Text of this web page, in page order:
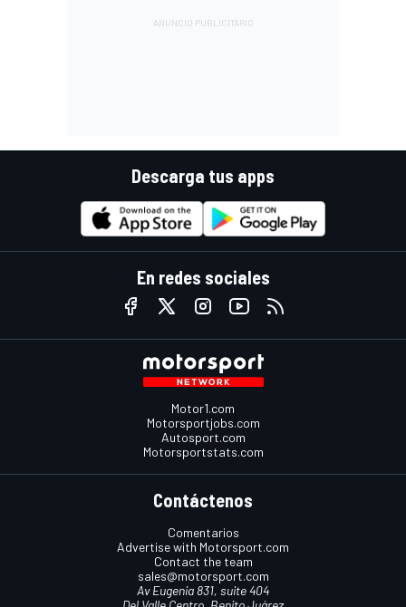
Descarga tus apps
En redes sociales
Motor1.com
Motorsportjobs.com
Autosport.com
Motorsportstats.com
Contáctenos
Comentarios
Advertise with Motorsport.com
Contact the team
sales@motorsport.com
Av Eugenia 831, suite 404